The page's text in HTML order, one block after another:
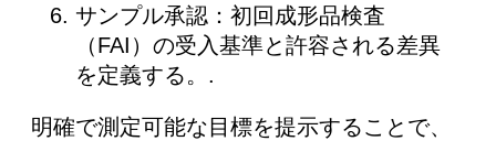
サンプル承認：初回成形品検査
（FAI）の受入基準と許容される差異
を定義する。.
明確で測定可能な目標を提示することで、